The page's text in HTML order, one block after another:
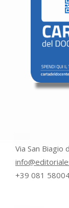
Via San Biagio
+39 081